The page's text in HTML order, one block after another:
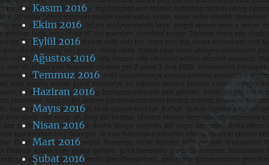
Kasım 2016
Ekim 2016
Eylül 2016
Ağustos 2016
Temmuz 2016
Haziran 2016
Mayıs 2016
Nisan 2016
Mart 2016
Şubat 2016